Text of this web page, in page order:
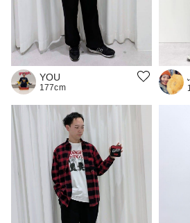
YOU
177cm